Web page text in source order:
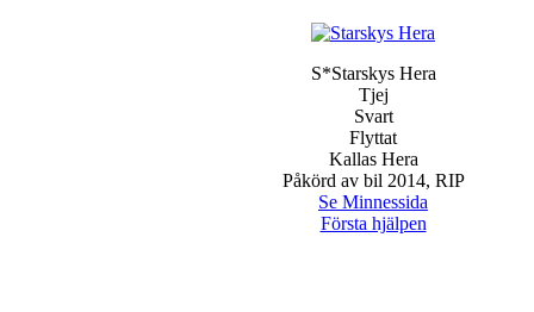
S*Starskys Hera
Tjej
Svart
Flyttat
Kallas Hera
Påkörd av bil 2014, RIP
Se Minnessida
Första hjälpen